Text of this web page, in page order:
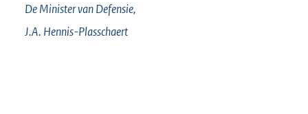
De Minister van Defensie,
J.A. Hennis-Plasschaert